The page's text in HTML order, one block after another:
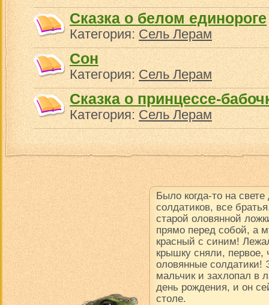
Сказка о белом единороге
Категория:Сель Лерам
Сон
Категория:Сель Лерам
Сказка о принцессе-
Категория:Сель Лерам
Было когда-то на
солдатиков, все
старой оловянной
прямо перед собой, а
красный с синим!
крышку сняли,
оловянные солдатики!
мальчик и захлопал в
день рождения, и он
столе.